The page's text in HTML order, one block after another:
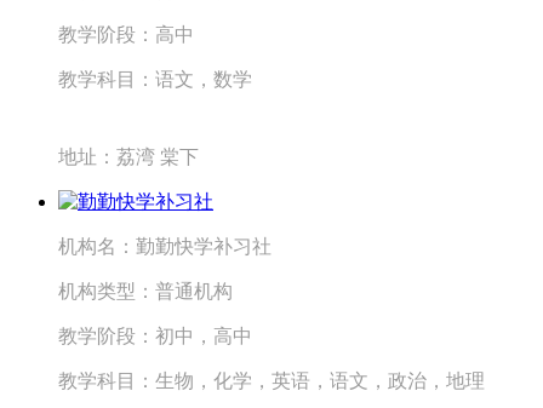
教学阶段： 高中
教学科目： 语文，数学
地址： 荔湾 棠下
机构名： 勤勤快学补习社
机构类型： 普通机构
教学阶段： 初中，高中
教学科目： 生物，化学，英语，语文，政治，地理